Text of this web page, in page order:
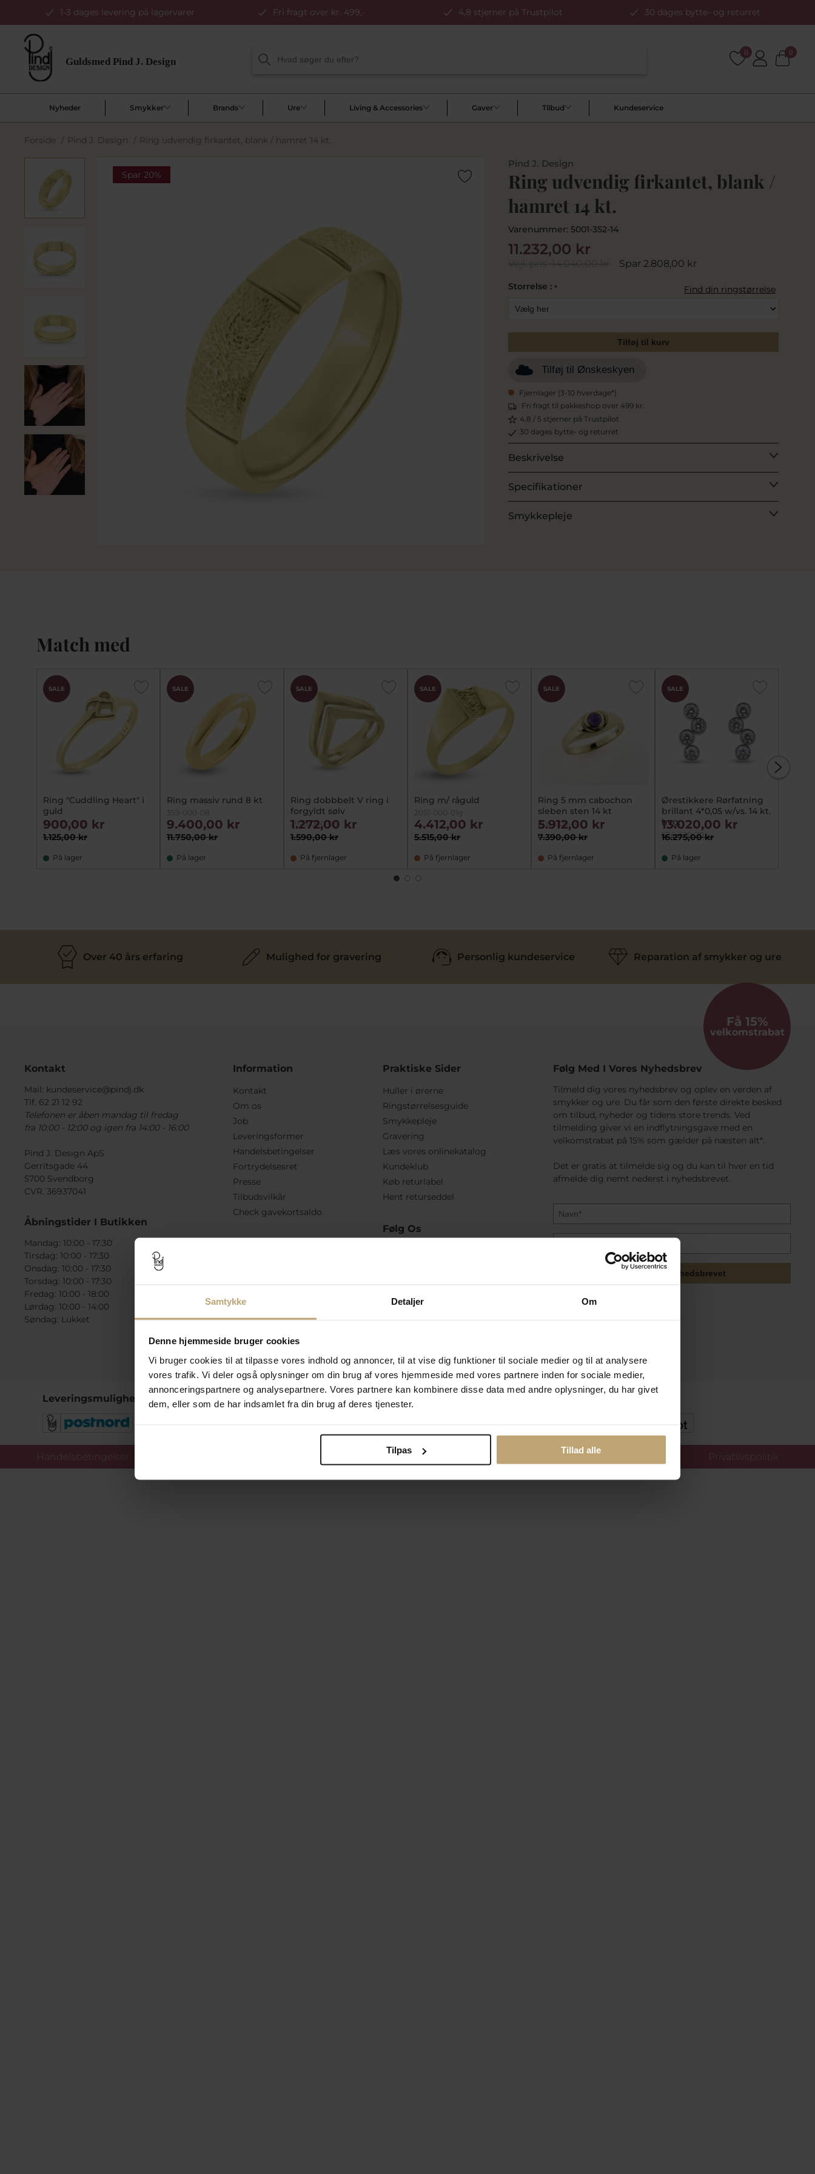
Samtykke Detaljer Om
Denne hjemmeside bruger cookies
Vi bruger cookies til at tilpasse vores indhold og annoncer, til at vise dig funktioner til sociale medier og til at analysere
vores trafik. Vi deler også oplysninger om din brug af vores hjemmeside med vores partnere inden for sociale medier,
annonceringspartnere og analysepartnere. Vores partnere kan kombinere disse data med andre oplysninger, du har givet
dem, eller som de har indsamlet fra din brug af deres tjenester.
Tilpas Tillad alle
1-3 dages levering på lagervarer Fri fragt over kr. 499,- 4,8 stjerner på Trustpilot 30 dages bytte- og returret
0 0
Nyheder Smykker Brands Ure Living & Accessories Gaver Tilbud Kundeservice
Forside / Pind J. Design / Ring udvendig firkantet, blank / hamret 14 kt.
Spar 20%
Pind J. Design
Ring udvendig firkantet, blank /
hamret 14 kt.
Varenummer: 5001-352-14
Vejl. pris14.040,00 kr Spar 2.808,00 kr
11.232,00 kr
Storrelse : * Find din ringstørrelse
Tilføj til kurv
Tilføj til Ønskeskyen
Fjernlager (3-10 hverdage*)
Fri fragt til pakkeshop over 499 kr.
4,8 / 5 stjerner på Trustpilot
30 dages bytte- og returret
Beskrivelse
Specifikationer
Smykkepleje
Match med
SALE
Ring "Cuddling Heart" i
guld
351-000-01g
1.125,00 kr
900,00 kr
På lager
SALE
Ring massiv rund 8 kt
359-000-08
11.750,00 kr
9.400,00 kr
På lager
SALE
Ring dobbbelt V ring i
forgyldt sølv
2976-000-06
1.590,00 kr
1.272,00 kr
På fjernlager
SALE
Ring m/ råguld
2051-000-01g
5.515,00 kr
4.412,00 kr
På fjernlager
SALE
Ring 5 mm cabochon
sleben sten 14 kt
2116-000-14
7.390,00 kr
5.912,00 kr
På fjernlager
SALE
Ørestikkere Rørfatning
brillant 4*0,05 w/vs. 14 kt.
hvg.
624-420-20
16.275,00 kr
13.020,00 kr
På lager
Over 40 års erfaring Mulighed for gravering Personlig kundeservice Reparation af smykker og ure
Kontakt
Mail: kundeservice@pindj.dk
Tlf. 62 21 12 92
Telefonen er åben mandag til fredag
fra 10:00 - 12:00 og igen fra 14:00 - 16:00
Pind J. Design ApS
Gerritsgade 44
5700 Svendborg
CVR. 36937041
Åbningstider I Butikken
Mandag: 10:00 - 17:30
Tirsdag: 10:00 - 17:30
Onsdag: 10:00 - 17:30
Torsdag: 10:00 - 17:30
Fredag: 10:00 - 18:00
Lørdag: 10:00 - 14:00
Søndag: Lukket
Information
Kontakt
Om os
Job
Leveringsformer
Handelsbetingelser
Fortrydelsesret
Presse
Tilbudsvilkår
Check gavekortsaldo
Praktiske Sider
Huller i ørerne
Ringstørrelsesguide
Smykkepleje
Gravering
Læs vores onlinekatalog
Kundeklub
Køb returlabel
Hent returseddel
Følg Os
Få 15%
velkomstrabat
Følg Med I Vores Nyhedsbrev
Tilmeld dig vores nyhedsbrev og oplev en verden af
smykker og ure. Du får som den første direkte besked
om tilbud, nyheder og tidens store trends. Ved
tilmelding giver vi en indflytningsgave med en
velkomstrabat på 15% som gælder på næsten alt*.
Det er gratis at tilmelde sig og du kan til hver en tid
afmelde dig nemt nederst i nyhedsbrevet.
Tilmeld mig nyhedsbrevet
Leveringsmuligheder Betalingsmuligheder Sikker Og Tryg E-Handel
Handelsbetingelser Ændr cookie-indstillinger Privatlivspolitik